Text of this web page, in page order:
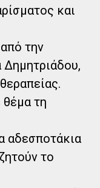
και
την
Δημητριάδου,
θέμα τη
αδεσποτάκια
το